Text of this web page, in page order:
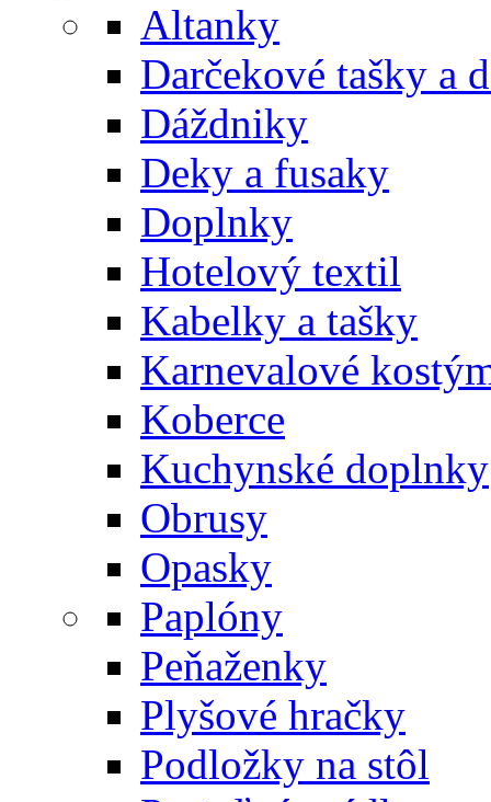
Altanky
Darčekové tašky a
Dáždniky
Deky a fusaky
Doplnky
Hotelový textil
Kabelky a tašky
Karnevalové
Koberce
Kuchynské doplnky
Obrusy
Opasky
Paplóny
Peňaženky
Plyšové hračky
Podložky na stôl